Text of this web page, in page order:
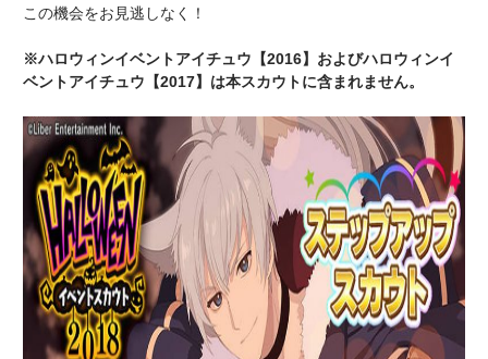
この機会をお見逃しなく！
※ハロウィンイベントアイチュウ【2016】およびハロウィンイ
ベントアイチュウ【2017】は本スカウトに含まれません。